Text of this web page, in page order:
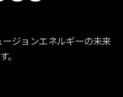
ジョンエネルギーの未来